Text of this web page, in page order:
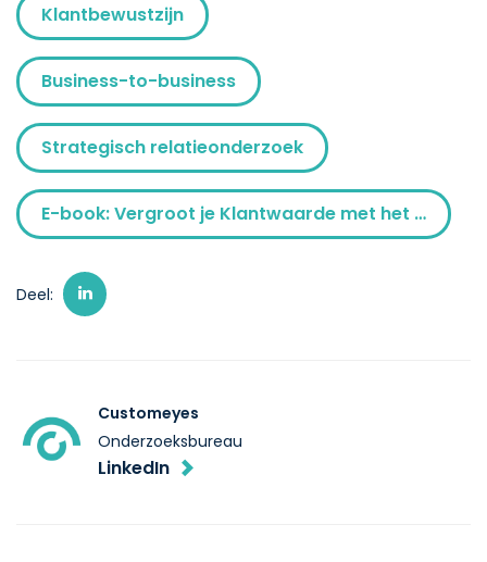
Klantbewustzijn
Business-to-business
Strategisch relatieonderzoek
E-book: Vergroot je Klantwaarde met het Klantwaardemodel
Deel:
Customeyes
Onderzoeksbureau
LinkedIn